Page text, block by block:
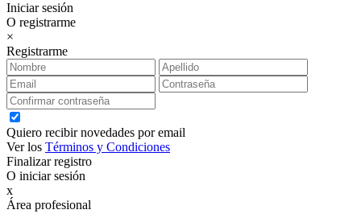
Iniciar sesión
O registrarme
×
Registrarme
Quiero recibir novedades por email
Ver los Términos y Condiciones
Finalizar registro
O iniciar sesión
x
Área profesional